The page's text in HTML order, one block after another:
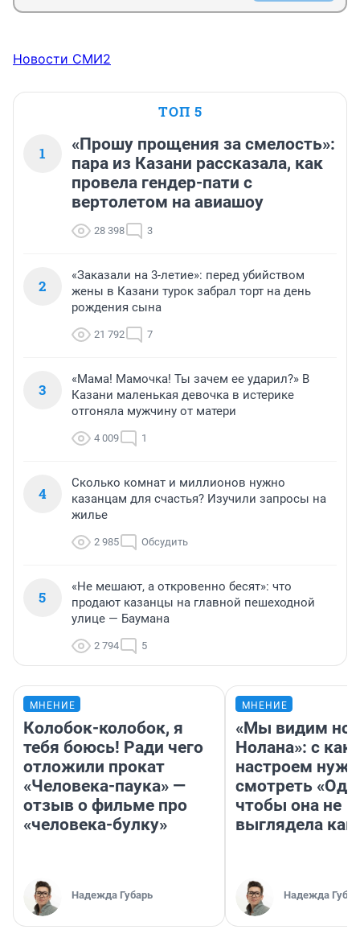
Новости СМИ2
ТОП 5
1
«Прошу прощения за смелость»:
пара из Казани рассказала, как
провела гендер-пати с
вертолетом на авиашоу
28 398 3
2
«Заказали на 3-летие»: перед убийством
жены в Казани турок забрал торт на день
рождения сына
21 792 7
3
«Мама! Мамочка! Ты зачем ее ударил?» В
Казани маленькая девочка в истерике
отгоняла мужчину от матери
4 009 1
4
Сколько комнат и миллионов нужно
казанцам для счастья? Изучили запросы на
жилье
2 985 Обсудить
5
«Не мешают, а откровенно бесят»: что
продают казанцы на главной пешеходной
улице — Баумана
2 794 5
МНЕНИЕ
Колобок-колобок, я
тебя боюсь! Ради чего
отложили прокат
«Человека-паука» —
отзыв о фильме про
«человека-булку»
Надежда Губарь
МНЕНИЕ
«Мы видим
Нолана»: с
настроем
смотреть
чтобы она не
выглядела как
Надежда